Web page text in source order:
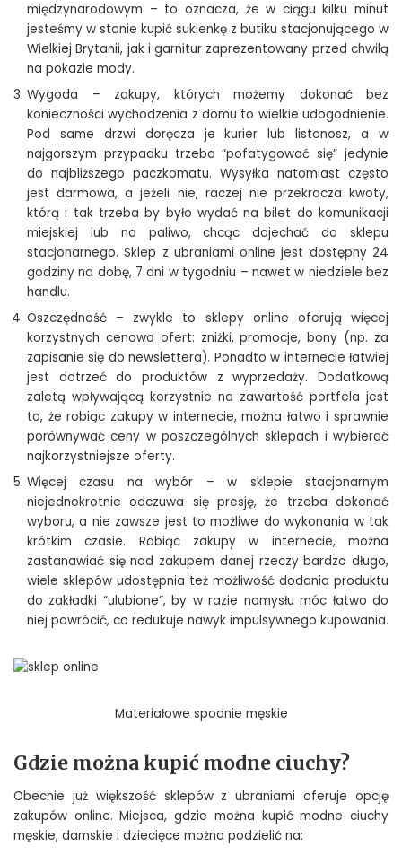
międzynarodowym – to oznacza, że w ciągu kilku minut
jesteśmy w stanie kupić sukienkę z butiku stacjonującego w
Wielkiej Brytanii, jak i garnitur zaprezentowany przed chwilą
na pokazie mody.
Wygoda – zakupy, których możemy dokonać bez
konieczności wychodzenia z domu to wielkie udogodnienie.
Pod same drzwi doręcza je kurier lub listonosz, a w
najgorszym przypadku trzeba “pofatygować się” jedynie
do najbliższego paczkomatu. Wysyłka natomiast często
jest darmowa, a jeżeli nie, raczej nie przekracza kwoty,
którą i tak trzeba by było wydać na bilet do komunikacji
miejskiej lub na paliwo, chcąc dojechać do sklepu
stacjonarnego. Sklep z ubraniami online jest dostępny 24
godziny na dobę, 7 dni w tygodniu – nawet w niedziele bez
handlu.
Oszczędność – zwykle to sklepy online oferują więcej
korzystnych cenowo ofert: zniżki, promocje, bony (np. za
zapisanie się do newslettera). Ponadto w internecie łatwiej
jest dotrzeć do produktów z wyprzedaży. Dodatkową
zaletą wpływającą korzystnie na zawartość portfela jest
to, że robiąc zakupy w internecie, można łatwo i sprawnie
porównywać ceny w poszczególnych sklepach i wybierać
najkorzystniejsze oferty.
Więcej czasu na wybór – w sklepie stacjonarnym
niejednokrotnie odczuwa się presję, że trzeba dokonać
wyboru, a nie zawsze jest to możliwe do wykonania w tak
krótkim czasie. Robiąc zakupy w internecie, można
zastanawiać się nad zakupem danej rzeczy bardzo długo,
wiele sklepów udostępnia też możliwość dodania produktu
do zakładki “ulubione”, by w razie namysłu móc łatwo do
niej powrócić, co redukuje nawyk impulsywnego kupowania.
Materiałowe spodnie męskie
Gdzie można kupić modne ciuchy?
Obecnie już większość sklepów z ubraniami oferuje opcję
zakupów online. Miejsca, gdzie można kupić modne ciuchy
męskie, damskie i dziecięce można podzielić na: